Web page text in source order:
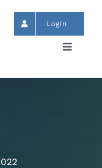
Login
Toggle